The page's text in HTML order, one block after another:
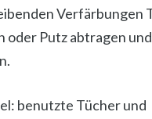
Verfärbungen
oder Putz abtragen
benutzte Tücher und